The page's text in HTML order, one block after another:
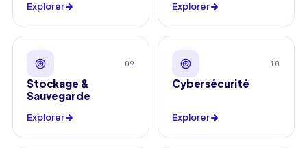
Explorer Explorer
09
Stockage &
Sauvegarde
Explorer
10
Cybersécurité
Explorer